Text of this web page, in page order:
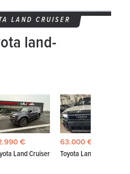
LAND CRUISER
land-
€
Land Cruiser
63.000 €
Toyota Land Cruiser